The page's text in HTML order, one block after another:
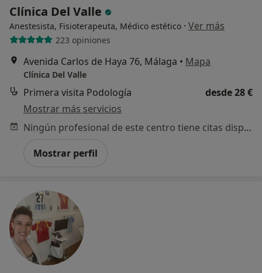
Clínica Del Valle
Anestesista, Fisioterapeuta, Médico estético · Ver más
223 opiniones
Avenida Carlos de Haya 76, Málaga • Mapa
Clínica Del Valle
Primera visita Podología
desde 28 €
Mostrar más servicios
Ningún profesional de este centro tiene citas disponibles
Mostrar perfil
¿Alguna vez has usado una app
o chatbot de IA para hablar
sobre un tema emocional o
psicológico?
Sí, varias veces
Sí, una vez
No, pero lo consideraría
No, y no confío en ello